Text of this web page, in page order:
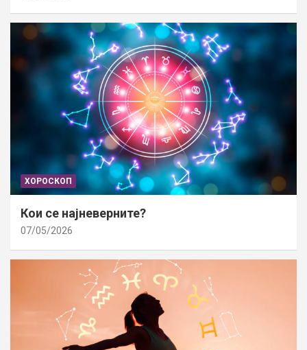
ХОРОСКОП
Кои се најневерните?
07/05/2026